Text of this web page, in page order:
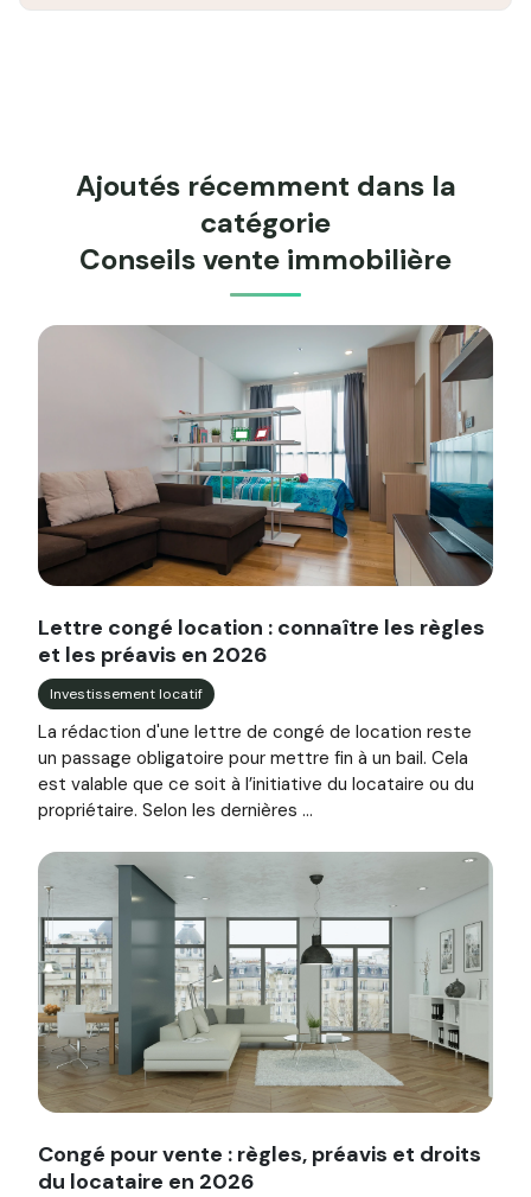
Ajoutés récemment dans la
catégorie
Conseils vente immobilière
Image illustrant l'article "Lettre congé location :
Lettre congé location : connaître les règles
et les préavis en 2026
Investissement locatif
La rédaction d'une lettre de congé de location reste
un passage obligatoire pour mettre fin à un bail. Cela
est valable que ce soit à l’initiative du locataire ou du
propriétaire. Selon les dernières ...
Image illustrant l'article "Congé pour vente : règles,
Congé pour vente : règles, préavis et droits
du locataire en 2026